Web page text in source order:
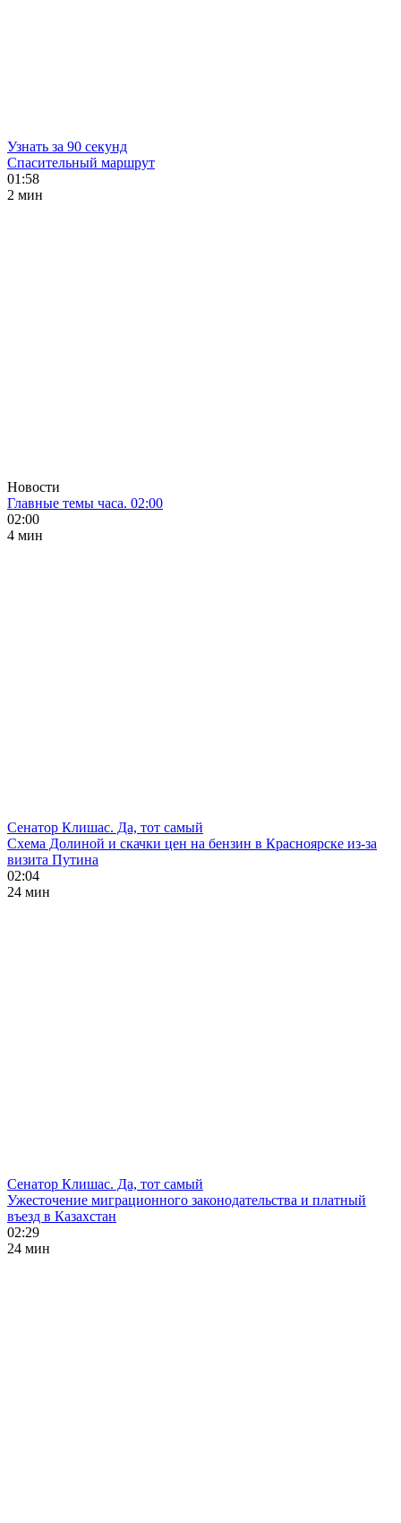
Узнать за 90 секунд
Спасительный маршрут
01:58
2 мин
Новости
Главные темы часа. 02:00
02:00
4 мин
Сенатор Клишас. Да, тот самый
Схема Долиной и скачки цен на бензин в Красноярске из-за
визита Путина
02:04
24 мин
Сенатор Клишас. Да, тот самый
Ужесточение миграционного законодательства и платный
въезд в Казахстан
02:29
24 мин